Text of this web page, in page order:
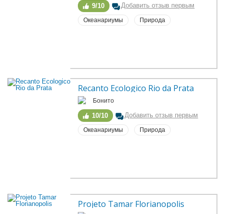
9/10 Добавить отзыв первым
Океанариумы Природа
Recanto Ecologico Rio da Prata
Бонито
10/10 Добавить отзыв первым
Океанариумы Природа
Projeto Tamar Florianopolis